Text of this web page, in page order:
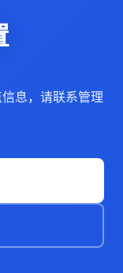
息，请联系管理